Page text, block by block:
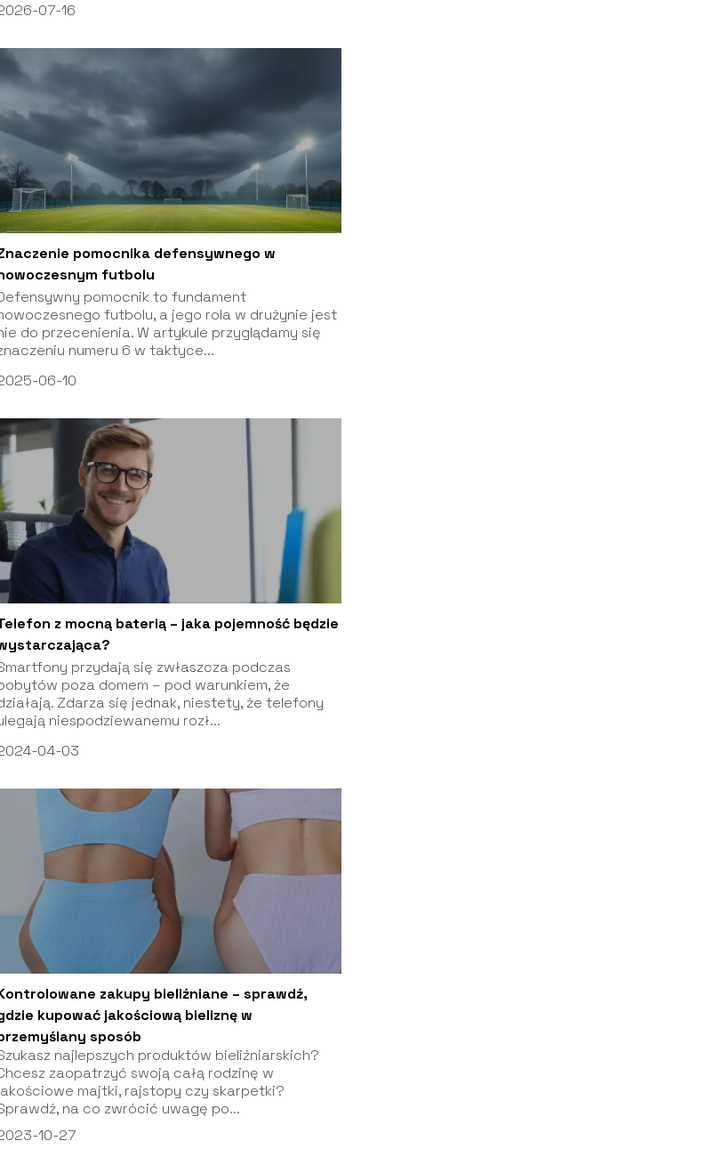
07-16
pomocnika defensywnego w
futbolu
pomocnik to fundament
futbolu, a jego rola w drużynie jest
do przecenienia. W artykule przyglądamy się
numeru 6 w taktyce...
06-10
z mocną baterią – jaka pojemność będzie
przydają się zwłaszcza podczas
poza domem – pod warunkiem, że
Zdarza się jednak, niestety, że telefony
niespodziewanemu rozł...
04-03
zakupy bieliźniane – sprawdź,
kupować jakościową bieliznę w
sposób
najlepszych produktów bieliźniarskich?
zaopatrzyć swoją całą rodzinę w
majtki, rajstopy czy skarpetki?
na co zwrócić uwagę po...
10-27